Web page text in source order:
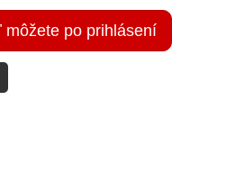
môžete po prihlásení